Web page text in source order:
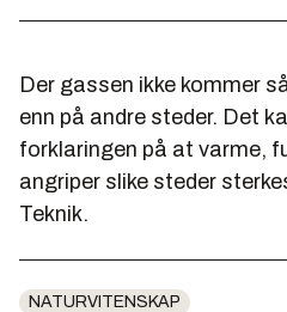
Der gassen ikke kommer
enn på andre steder. Det
forklaringen på at varme,
angriper slike steder
Teknik.
NATURVITENSKAP